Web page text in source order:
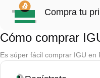
Compra tu
Cómo comprar
Es súper fácil comprar IGU en